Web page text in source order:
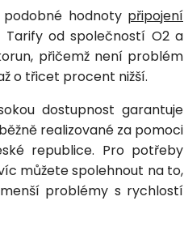
hodnoty připojení
od společností O2 a
přičemž není problém
o třicet procent nižší.
dostupnost garantuje
realizované za pomoci
republice. Pro potřeby
můžete spolehnout na to,
problémy s rychlostí